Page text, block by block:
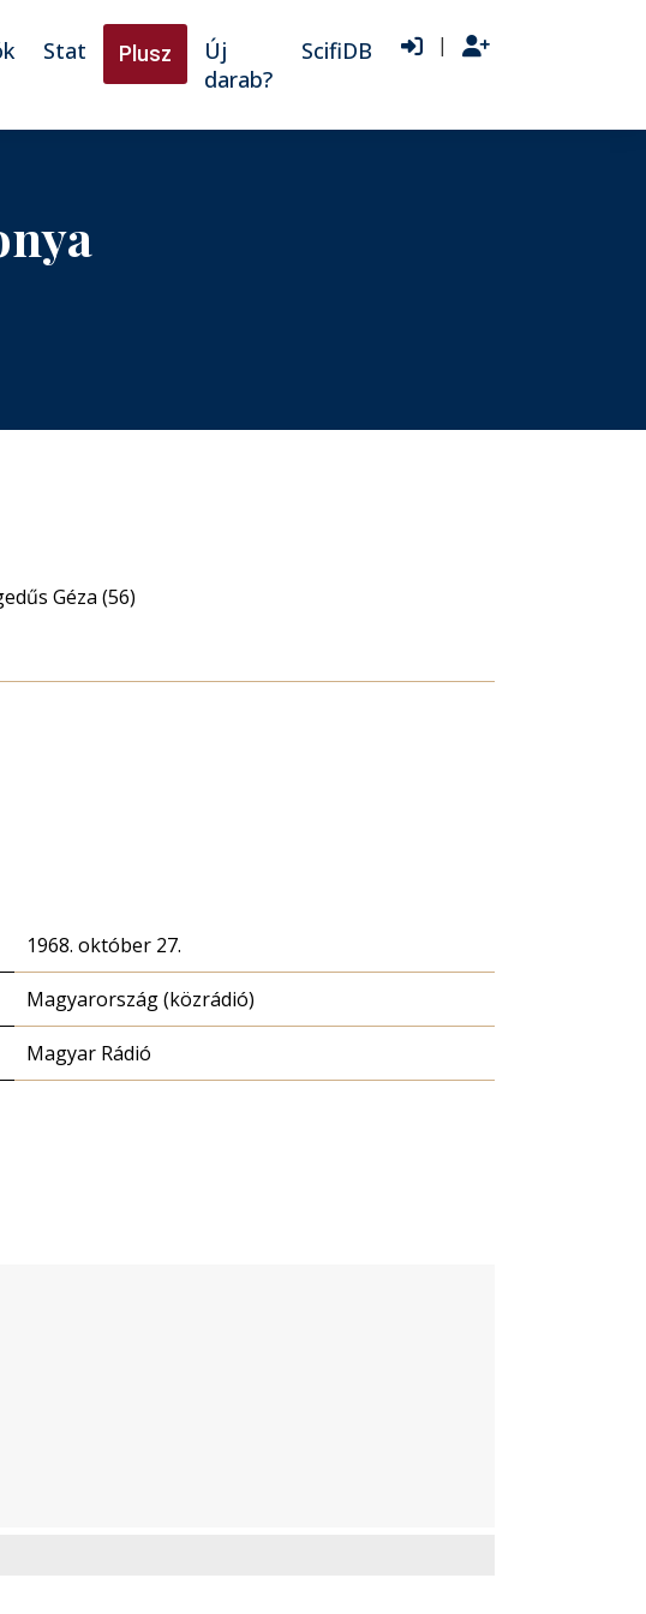
Stat Plusz
Új
darab?
ScifiDB |
Géza (56)
1968. október 27.
Magyarország (közrádió)
Magyar Rádió